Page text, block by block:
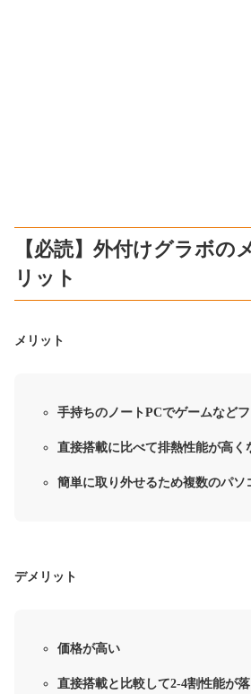
【必読】外付けグラボの
リット
メリット
手持ちのノートPCでゲームなど
直接搭載に比べて排熱性能が高く
簡単に取り外せるため複数のパソ
デメリット
価格が高い
直接搭載と比較して2-4割性能が